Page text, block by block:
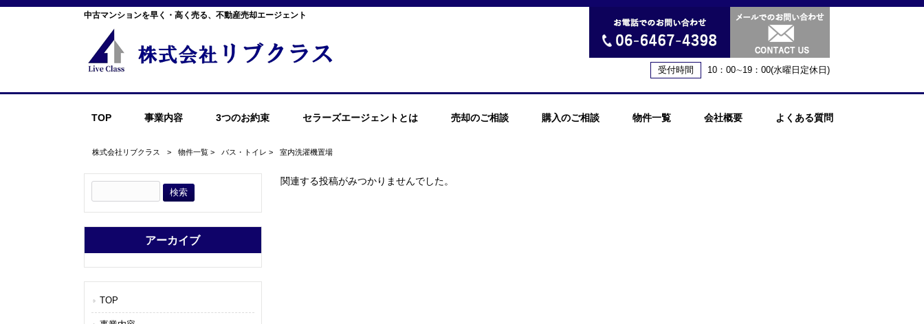
中古マンションを早く・高く売る、不動産売却エージェント
受付時間 10：00∼19：00(水曜日定休日)
TOP 事業内容 3つのお約束 セラーズエージェントとは 売却のご相談 購入のご相談 物件一覧 会社概要 よくある質問
株式会社リブクラス > 物件一覧 > バス・トイレ > 室内洗濯機置場
関連する投稿がみつかりませんでした。
アーカイブ
TOP